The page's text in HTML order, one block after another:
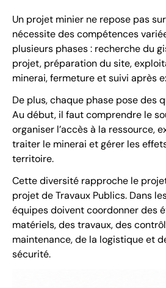
Un projet minier ne repose pas
nécessite des compétences
plusieurs phases : recherche du
projet, préparation du site,
minerai, fermeture et suivi après
De plus, chaque phase pose des
Au début, il faut comprendre le
organiser l’accès à la ressource,
traiter le minerai et gérer les
territoire.
Cette diversité rapproche le
projet de Travaux Publics. Dans
équipes doivent coordonner des
matériels, des travaux, des
maintenance, de la logistique et
sécurité.